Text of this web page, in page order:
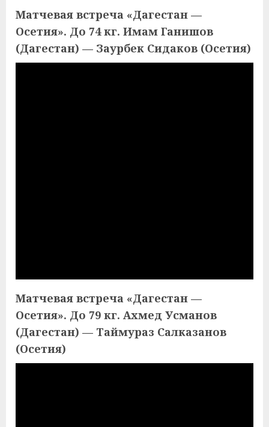
Матчевая встреча «Дагестан —
Осетия». До 74 кг. Имам Ганишов
(Дагестан) — Заурбек Сидаков (Осетия)
Матчевая встреча «Дагестан —
Осетия». До 79 кг. Ахмед Усманов
(Дагестан) — Таймураз Салказанов
(Осетия)